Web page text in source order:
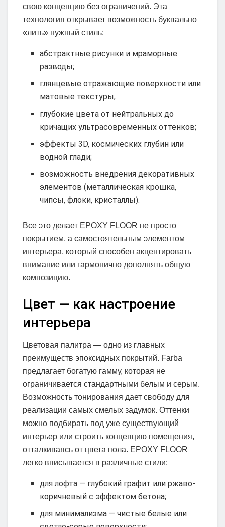
свою концепцию без ограничений. Эта
технология открывает возможность буквально
«лить» нужный стиль:
абстрактные рисунки и мраморные
разводы;
глянцевые отражающие поверхности или
матовые текстуры;
глубокие цвета от нейтральных до
кричащих ультрасовременных оттенков;
эффекты 3D, космических глубин или
водной глади;
возможность внедрения декоративных
элементов (металлическая крошка,
чипсы, флоки, кристаллы).
Все это делает EPOXY FLOOR не просто
покрытием, а самостоятельным элементом
интерьера, который способен акцентировать
внимание или гармонично дополнять общую
композицию.
Цвет — как настроение
интерьера
Цветовая палитра — одно из главных
преимуществ эпоксидных покрытий. Farba
предлагает богатую гамму, которая не
ограничивается стандартными белым и серым.
Возможность тонирования дает свободу для
реализации самых смелых задумок. Оттенки
можно подбирать под уже существующий
интерьер или строить концепцию помещения,
отталкиваясь от цвета пола. EPOXY FLOOR
легко вписывается в различные стили:
для лофта — глубокий графит или ржаво-
коричневый с эффектом бетона;
для минимализма — чистые белые или